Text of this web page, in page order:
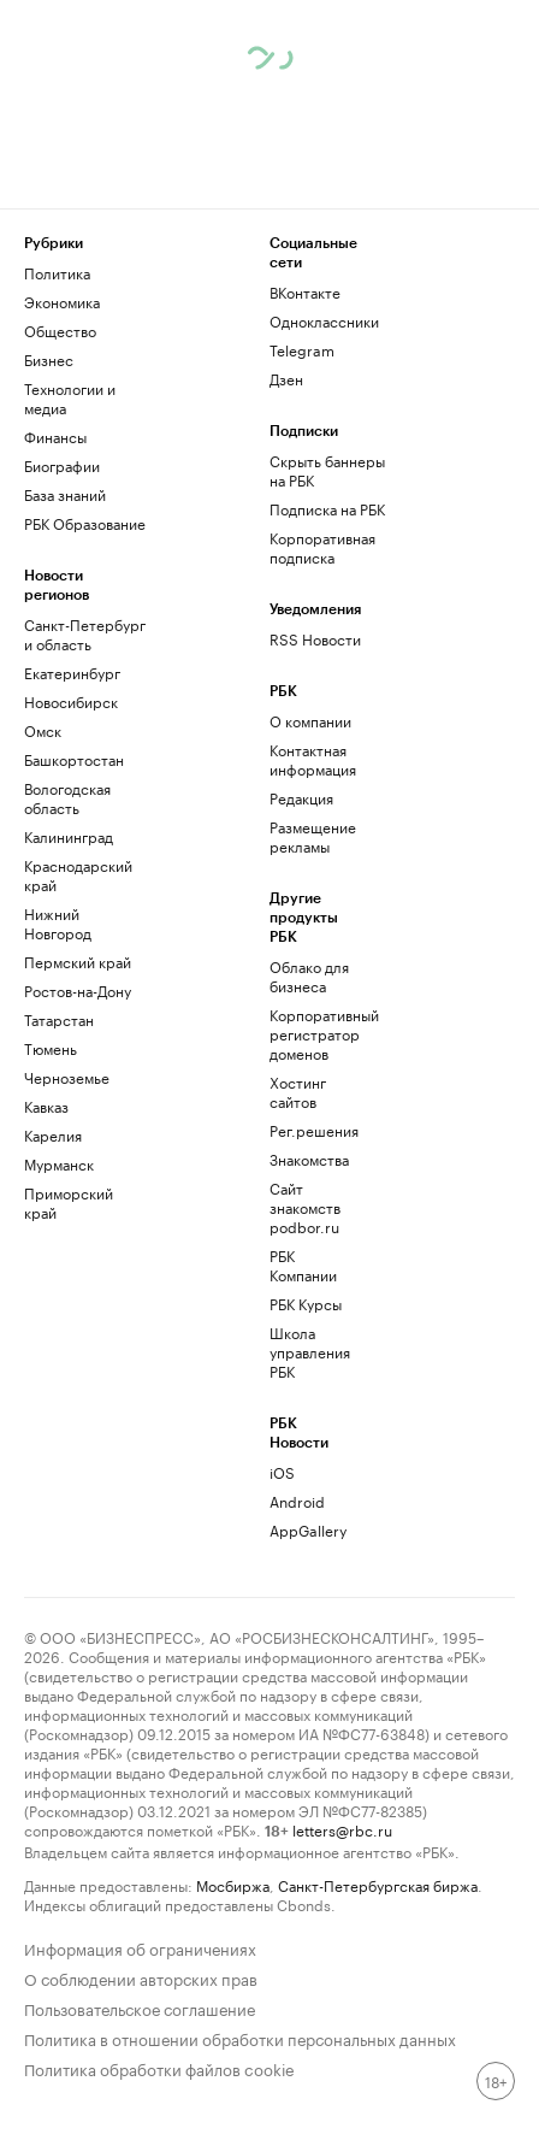
Рубрики
Политика
Экономика
Общество
Бизнес
Технологии и
медиа
Финансы
Биографии
База знаний
РБК Образование
Новости
регионов
Санкт-Петербург
и область
Екатеринбург
Новосибирск
Омск
Башкортостан
Вологодская
область
Калининград
Краснодарский
край
Нижний
Новгород
Пермский край
Ростов-на-Дону
Татарстан
Тюмень
Черноземье
Кавказ
Карелия
Мурманск
Приморский
край
Социальные
сети
ВКонтакте
Одноклассники
Telegram
Дзен
Подписки
Скрыть баннеры
на РБК
Подписка на РБК
Корпоративная
подписка
Уведомления
RSS Новости
РБК
О компании
Контактная
информация
Редакция
Размещение
рекламы
Другие
продукты
РБК
Облако для
бизнеса
Корпоративный
регистратор
доменов
Хостинг
сайтов
Рег.решения
Знакомства
Сайт
знакомств
podbor.ru
РБК
Компании
РБК Курсы
Школа
управления
РБК
РБК
Новости
iOS
Android
AppGallery
© ООО «БИЗНЕСПРЕСС», АО «РОСБИЗНЕСКОНСАЛТИНГ», 1995–
2026. Сообщения и материалы информационного агентства «РБК»
(свидетельство о регистрации средства массовой информации
выдано Федеральной службой по надзору в сфере связи,
информационных технологий и массовых коммуникаций
(Роскомнадзор) 09.12.2015 за номером ИА №ФС77-63848) и сетевого
издания «РБК» (свидетельство о регистрации средства массовой
информации выдано Федеральной службой по надзору в сфере связи,
информационных технологий и массовых коммуникаций
(Роскомнадзор) 03.12.2021 за номером ЭЛ №ФС77-82385)
сопровождаются пометкой «РБК».
18+ letters@rbc.ru
Владельцем сайта является информационное агентство «РБК».
Данные предоставлены: Мосбиржа Санкт-Петербургская биржа
Индексы облигаций предоставлены Cbonds.
Информация об ограничениях
О соблюдении авторских прав
Пользовательское соглашение
Политика в отношении обработки персональных данных
Политика обработки файлов cookie
18+